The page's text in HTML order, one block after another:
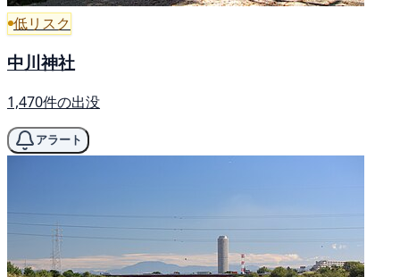
低リスク
中川神社
1,470件の出没
アラート